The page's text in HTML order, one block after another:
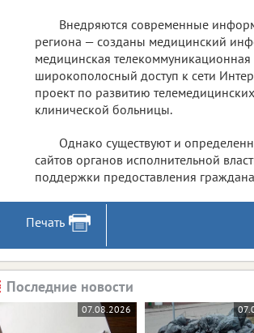
Внедряются современные
региона — созданы медицинский
медицинская
широкополосный доступ к сети
проект по развитию
клинической больницы.
Однако существуют и
сайтов органов исполнительной
поддержки предоставления
Печать
Последние новости
07.08.2026